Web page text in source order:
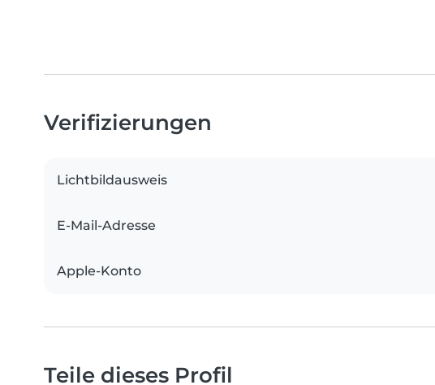
Verifizierungen
Lichtbildausweis
E-Mail-Adresse
Apple-Konto
Teile dieses Profil